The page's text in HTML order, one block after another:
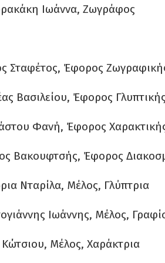
Ιωάννα, Ζωγράφος
Σταφέτος, Έφορος
Βασιλείου, Έφορος Γλυπτικής
Φανή, Έφορος
Βακουφτσής, Έφορος
Νταρίλα, Μέλος, Γλύπτρια
Ιωάννης, Μέλος,
Κώτσιου, Μέλος, Χαράκτρια